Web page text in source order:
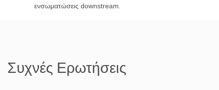
ενσωματώσεις downstream.
Συχνές Ερωτήσεις